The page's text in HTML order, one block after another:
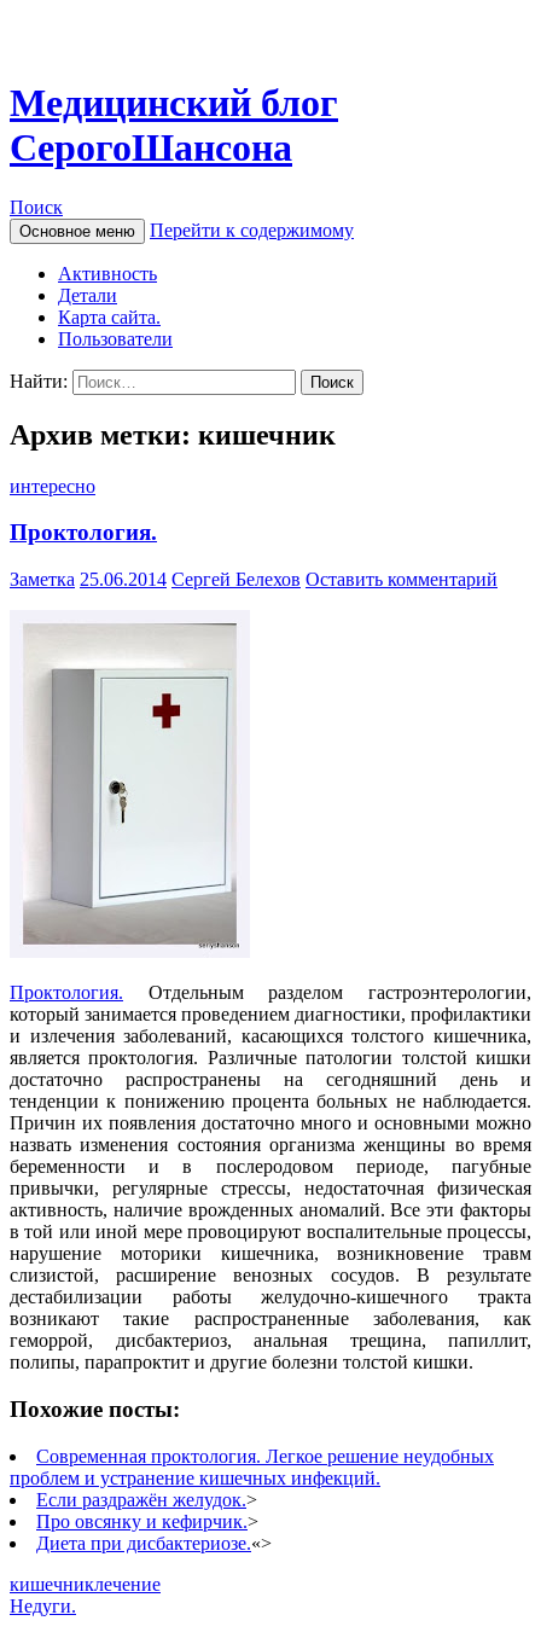
Медицинский блог
СерогоШансона
Поиск
Основное меню Перейти к содержимому
Активность
Детали
Карта сайта.
Пользователи
Найти:
Архив метки: кишечник
интересно
Проктология.
Заметка 25.06.2014 Сергей Белехов Оставить комментарий
Проктология. Отдельным разделом гастроэнтерологии,
который занимается проведением диагностики, профилактики
и излечения заболеваний, касающихся толстого кишечника,
является проктология. Различные патологии толстой кишки
достаточно распространены на сегодняшний день и
тенденции к понижению процента больных не наблюдается.
Причин их появления достаточно много и основными можно
назвать изменения состояния организма женщины во время
беременности и в послеродовом периоде, пагубные
привычки, регулярные стрессы, недостаточная физическая
активность, наличие врожденных аномалий. Все эти факторы
в той или иной мере провоцируют воспалительные процессы,
нарушение моторики кишечника, возникновение травм
слизистой, расширение венозных сосудов. В результате
дестабилизации работы желудочно-кишечного тракта
возникают такие распространенные заболевания, как
геморрой, дисбактериоз, анальная трещина, папиллит,
полипы, парапроктит и другие болезни толстой кишки.
Похожие посты:
Современная проктология. Легкое решение неудобных
проблем и устранение кишечных инфекций.
Если раздражён желудок.>
Про овсянку и кефирчик.>
Диета при дисбактериозе.«>
кишечниклечение
Недуги.